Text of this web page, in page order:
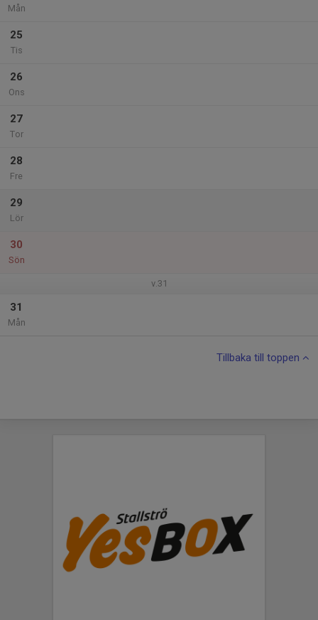
Mån
25
Tis
26
Ons
27
Tor
28
Fre
29
Lör
30
Sön
v.31
31
Mån
Tillbaka till toppen